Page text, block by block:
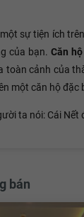
sự tiện ích
của bạn.Căn
toàn cảnh của
một căn hộ
ta nói: Cái
bán